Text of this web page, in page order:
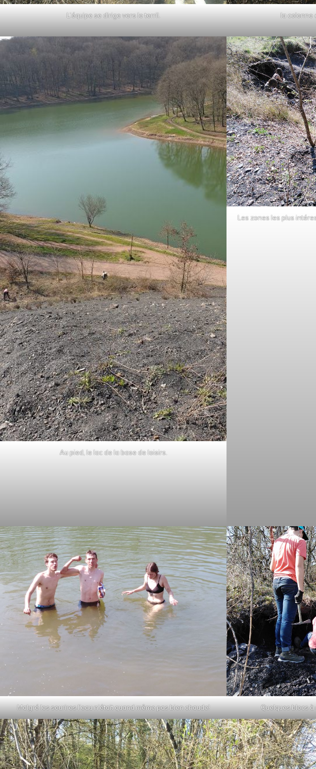
L’équipe se dirige vers le terril. la colonne
Au pied, le lac de la base de loisirs.
Les zones les plus
Malgré les sourires l’eau n’était quand même pas bien chaude! Quelques blocs